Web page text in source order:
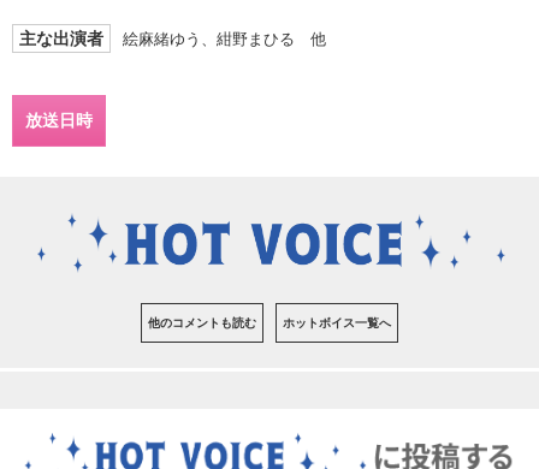
主な出演者 絵麻緒ゆう、紺野まひる 他
放送日時
他のコメントも読む ホットボイス一覧へ